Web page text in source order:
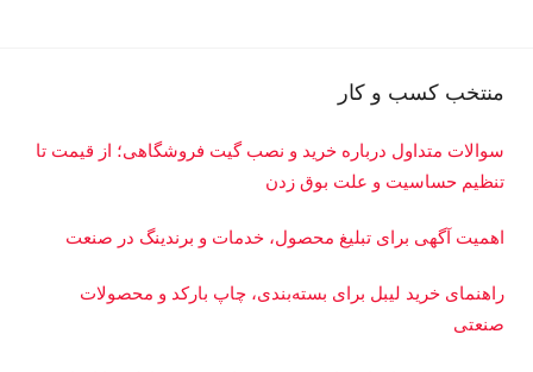
ن
ا
ن
منتخب کسب و کار
سوالات متداول درباره خرید و نصب گیت فروشگاهی؛ از قیمت تا
تنظیم حساسیت و علت بوق زدن
اهمیت آگهی برای تبلیغ محصول، خدمات و برندینگ در صنعت
راهنمای خرید لیبل برای بسته‌بندی، چاپ بارکد و محصولات
صنعتی